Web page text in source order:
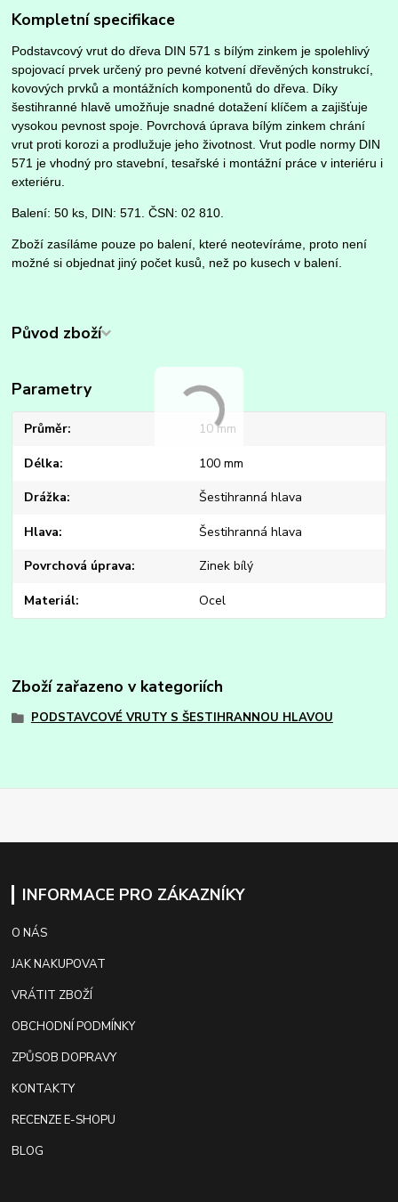
Kompletní specifikace
Podstavcový vrut do dřeva DIN 571 s bílým zinkem je spolehlivý
spojovací prvek určený pro pevné kotvení dřevěných konstrukcí,
kovových prvků a montážních komponentů do dřeva. Díky
šestihranné hlavě umožňuje snadné dotažení klíčem a zajišťuje
vysokou pevnost spoje. Povrchová úprava bílým zinkem chrání
vrut proti korozi a prodlužuje jeho životnost. Vrut podle normy DIN
571 je vhodný pro stavební, tesařské i montážní práce v interiéru i
exteriéru.
Balení: 50 ks, DIN: 571. ČSN: 02 810.
Zboží zasíláme pouze po balení, které neotevíráme, proto není
možné si objednat jiný počet kusů, než po kusech v balení.
Původ zboží
Parametry
Průměr 10 mm
Délka 100 mm
Drážka Šestihranná hlava
Hlava Šestihranná hlava
Povrchová úprava Zinek bílý
Materiál Ocel
Zboží zařazeno v kategoriích
PODSTAVCOVÉ VRUTY S ŠESTIHRANNOU HLAVOU
INFORMACE PRO ZÁKAZNÍKY
O NÁS
JAK NAKUPOVAT
VRÁTIT ZBOŽÍ
OBCHODNÍ PODMÍNKY
ZPŮSOB DOPRAVY
KONTAKTY
RECENZE E-SHOPU
BLOG